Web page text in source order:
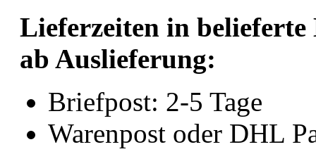
Lieferzeiten in
ab Auslieferung:
Briefpost: 2-5 Tage
Warenpost oder DHL